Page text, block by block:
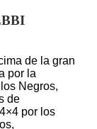
de la gran
por la
Negros,
de
por los